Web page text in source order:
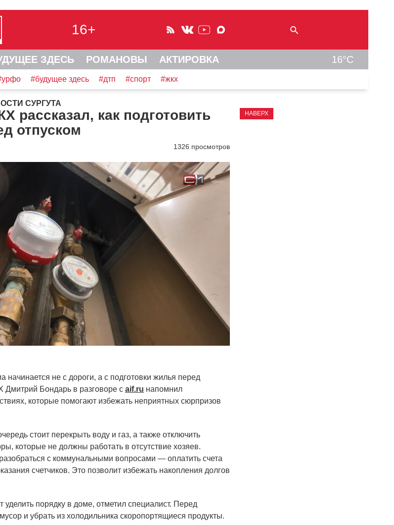
16+
ЗДЕСЬ РОМАНОВЫ АКТИРОВКА 16°C
#будущее здесь #дтп #спорт #жкх
СУРГУТА
рассказал, как подготовить
отпуском
1326 просмотров
не с дороги, а с подготовки жилья перед
Бондарь в разговоре с aif.ru напомнил
которые помогают избежать неприятных сюрпризов
стоит перекрыть воду и газ, а также отключить
которые не должны работать в отсутствие хозяев.
с коммунальными вопросами — оплатить счета
счетчиков. Это позволит избежать накопления долгов
уделить порядку в доме, отметил специалист. Перед
и убрать из холодильника скоропортящиеся продукты.
НАВЕРХ